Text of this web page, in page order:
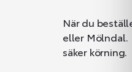
När du
eller Mölndal.
säker körning.